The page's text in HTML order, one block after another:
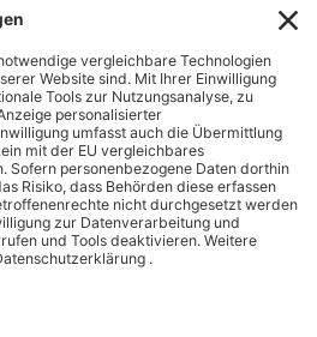
Jetzt Anmelden
Abmeldung jederzeit möglich. Nur mit
EINKAUF BEI
BEUTLHAUSER
Bestellung
Zahlung & Versand
Kontakt
Batterieentsorgung